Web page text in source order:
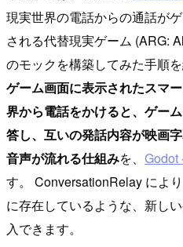
現実世界の電話からの通話が
される代替現実ゲーム (ARG:
のモックを構築してみた手順
ゲーム画面に表示されたスマ
界から電話をかけると、ゲー
答し、互いの発話内容が映画
音声が流れる仕組みを、 Godot
す。 ConversationRelay によ
に存在しているような、新し
入できます。